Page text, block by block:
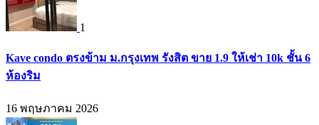
1
Kave condo ตรงข้าม ม.กรุงเทพ รังสิต ขาย 1.9 ให้เช่า 10k ชั้น 6
ห้องริม
16 พฤษภาคม 2026